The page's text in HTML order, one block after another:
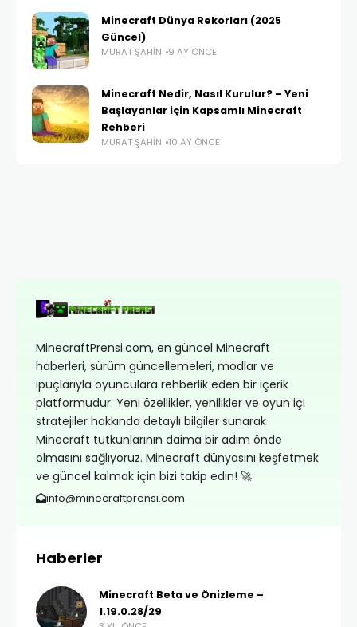
Minecraft Dünya Rekorları (2025
Güncel)
MURAT ŞAHIN 9 AY ÖNCE
Minecraft Nedir, Nasıl Kurulur? – Yeni
Başlayanlar için Kapsamlı Minecraft
Rehberi
MURAT ŞAHIN 10 AY ÖNCE
MinecraftPrensi.com, en güncel Minecraft
haberleri, sürüm güncellemeleri, modlar ve
ipuçlarıyla oyunculara rehberlik eden bir içerik
platformudur. Yeni özellikler, yenilikler ve oyun içi
stratejiler hakkında detaylı bilgiler sunarak
Minecraft tutkunlarının daima bir adım önde
olmasını sağlıyoruz. Minecraft dünyasını keşfetmek
ve güncel kalmak için bizi takip edin! 🚀
info@minecraftprensi.com
Haberler
Minecraft Beta ve Önizleme –
1.19.0.28/29